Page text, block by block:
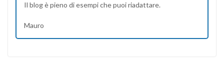
Il blog è pieno di esempi che puoi riadattare.
Mauro